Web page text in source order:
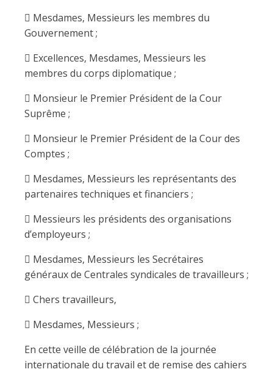
 Mesdames, Messieurs les membres du
Gouvernement ;
 Excellences, Mesdames, Messieurs les
membres du corps diplomatique ;
 Monsieur le Premier Président de la Cour
Suprême ;
 Monsieur le Premier Président de la Cour des
Comptes ;
 Mesdames, Messieurs les représentants des
partenaires techniques et financiers ;
 Messieurs les présidents des organisations
d’employeurs ;
 Mesdames, Messieurs les Secrétaires
généraux de Centrales syndicales de travailleurs ;
 Chers travailleurs,
 Mesdames, Messieurs ;
En cette veille de célébration de la journée
internationale du travail et de remise des cahiers